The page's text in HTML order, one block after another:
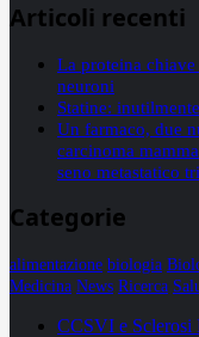
Articoli recenti
La proteina
neuroni
Statine:
Un farmaco, due
carcinoma
seno metastatico
Categorie
alimentazione biologia
Medicina News Ricerca
CCSVI e Sclerosi